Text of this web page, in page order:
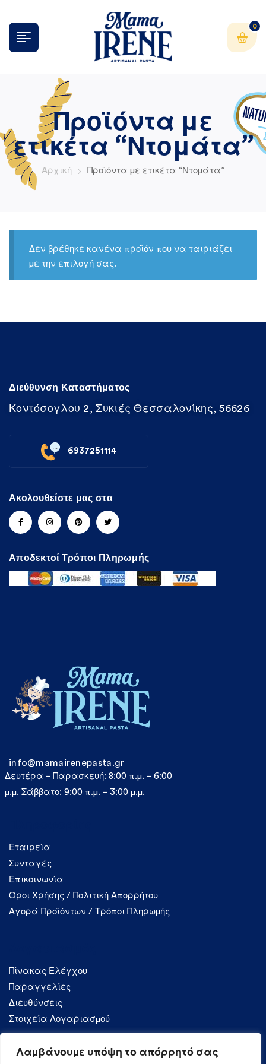
Λαμβάνουμε υπόψη το απόρρητό σας
0
Προϊόντα με
ετικέτα “Ντομάτα”
Αρχική Προϊόντα με ετικέτα “Ντομάτα”
Δεν βρέθηκε κανένα προϊόν που να ταιριάζει
με την επιλογή σας.
Διεύθυνση Καταστήματος
Κοντόσογλου 2, Συκιές Θεσσαλονίκης, 56626
6937251114
Ακολουθείστε μας στα
Αποδεκτοί Τρόποι Πληρωμής
Εταιρεία
Συνταγές
Επικοινωνία
Όροι Χρήσης / Πολιτική Απορρήτου
Αγορά Προϊόντων / Τρόποι Πληρωμής
Πίνακας Ελέγχου
Παραγγελίες
Διευθύνσεις
Στοιχεία Λογαριασμού
Κατηγορίες
info@mamairenepasta.gr
Δευτέρα – Παρασκευή: 8:00 π.μ. – 6:00
μ.μ. Σάββατο: 9:00 π.μ. – 3:00 μ.μ.